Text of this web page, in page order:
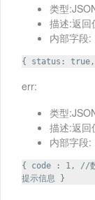
类型
描述:返回
内部字段:
{ status: true,
err:
类型
描述:返回
内部字段:
{ code : 1, //数
提示信息 }